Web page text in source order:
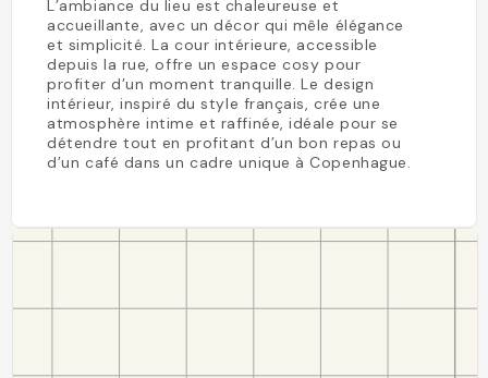
L’ambiance du lieu est chaleureuse et
accueillante, avec un décor qui mêle élégance
et simplicité. La cour intérieure, accessible
depuis la rue, offre un espace cosy pour
profiter d’un moment tranquille. Le design
intérieur, inspiré du style français, crée une
atmosphère intime et raffinée, idéale pour se
détendre tout en profitant d’un bon repas ou
d’un café dans un cadre unique à Copenhague.